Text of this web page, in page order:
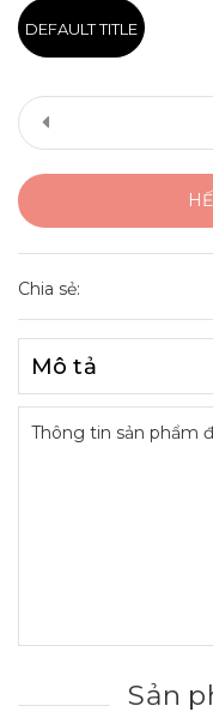
DEFAULT TITLE
Chia sẻ:
Mô tả
Thông tin sản phẩm
Sản